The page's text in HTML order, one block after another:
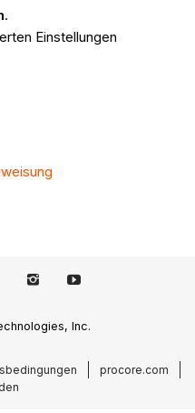
.
Einstellungen
Inc.
procore.com